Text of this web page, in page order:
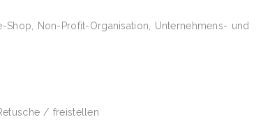
Non-Profit-Organisation, Unternehmens- und
/ freistellen